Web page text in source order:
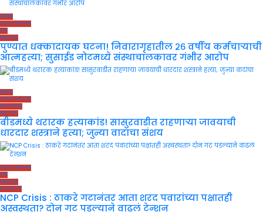
क्राईम
ताज्या बातम्या
पुणे
महाराष्ट्र
पुण्यात धक्कादायक घटना! निवारागृहातील २६ वर्षीय कर्मचाऱ्याची
आत्महत्या; सुसाईड नोटमध्ये संस्थाचालकावर गंभीर आरोप
क्राईम
ताज्या बातम्या
मराठवाडा
महाराष्ट्र
बीडमध्ये थरारक हत्याकांड! सासुरवाडीत राहणाऱ्या जावयाची
धारदार शस्त्राने हत्या; जुन्या वादाचा संशय
ताज्या बातम्या
पुणे
महाराष्ट्र
राजकारण
NCP Crisis : ठाकरे गटानंतर आता शरद पवारांच्या पक्षातही
अस्वस्थता? दोन गट पडल्याने वाढलं टेन्शन